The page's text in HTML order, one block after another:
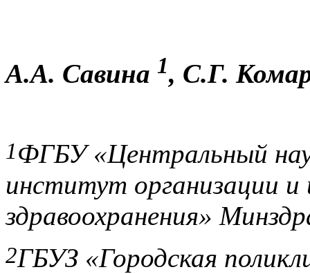
А.А. Савина 1, С.Г.
1ФГБУ «Центральный
институт организации
здравоохранения»
2ГБУЗ «Городская